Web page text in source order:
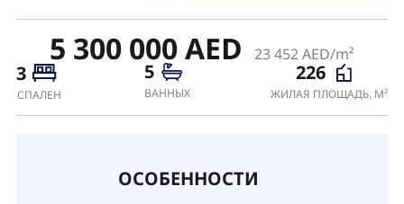
5 300 000 AED 23 452 AED/m²
3
СПАЛЕН
5
ВАННЫХ
226
ЖИЛАЯ ПЛОЩАДЬ, М²
ОСОБЕННОСТИ